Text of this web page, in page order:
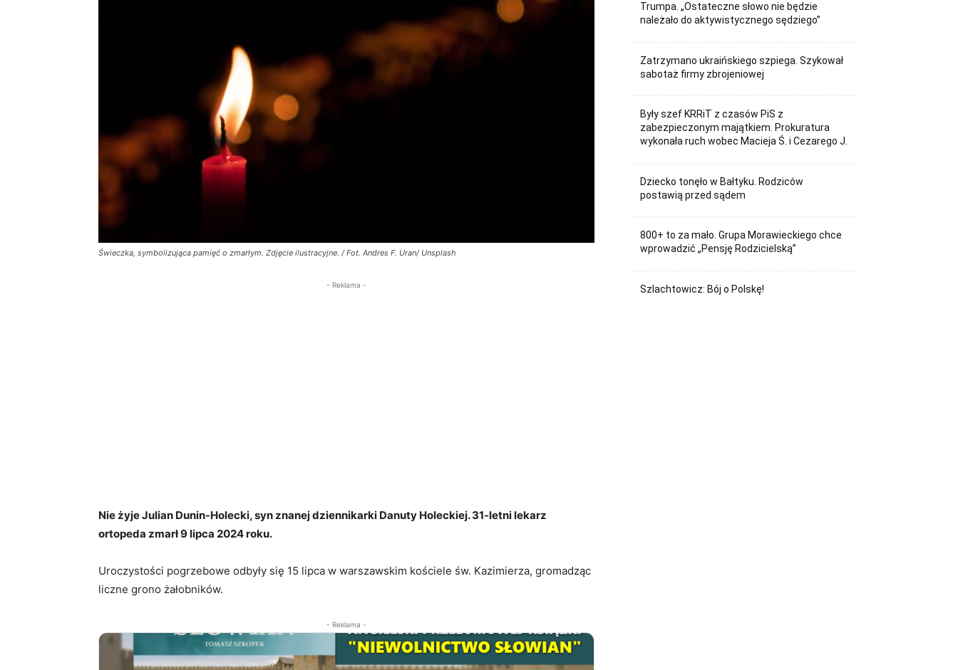
Świeczka, symbolizująca pamięć o zmarłym. Zdjęcie ilustracyjne. / Fot. Andres F. Uran/ Unsplash
- Reklama -
Nie żyje Julian Dunin-Holecki, syn znanej dziennikarki Danuty Holeckiej. 31-letni lekarz
ortopeda zmarł 9 lipca 2024 roku.
Uroczystości pogrzebowe odbyły się 15 lipca w warszawskim kościele św. Kazimierza, gromadząc
liczne grono żałobników.
- Reklama -
Trumpa. „Ostateczne słowo nie będzie
należało do aktywistycznego sędziego”
Zatrzymano ukraińskiego szpiega. Szykował
sabotaż firmy zbrojeniowej
Były szef KRRiT z czasów PiS z
zabezpieczonym majątkiem. Prokuratura
wykonała ruch wobec Macieja Ś. i Cezarego J.
Dziecko tonęło w Bałtyku. Rodziców
postawią przed sądem
800+ to za mało. Grupa Morawieckiego chce
wprowadzić „Pensję Rodzicielską”
Szlachtowicz: Bój o Polskę!